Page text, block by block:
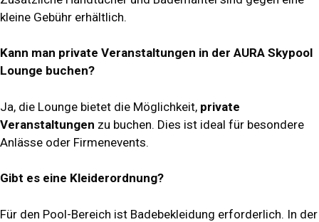
kleine Gebühr erhältlich.
Kann man private Veranstaltungen in der AURA Skypool
Lounge buchen?
Ja, die Lounge bietet die Möglichkeit, private
Veranstaltungen zu buchen. Dies ist ideal für besondere
Anlässe oder Firmenevents.
Gibt es eine Kleiderordnung?
Für den Pool-Bereich ist Badebekleidung erforderlich. In der